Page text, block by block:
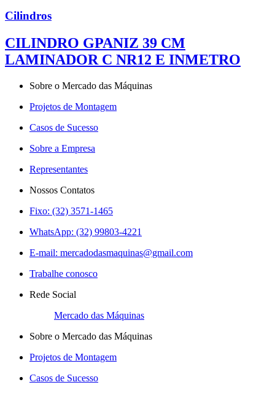
Cilindros
CILINDRO GPANIZ 39 CM
LAMINADOR C NR12 E INMETRO
Sobre o Mercado das Máquinas
Projetos de Montagem
Casos de Sucesso
Sobre a Empresa
Representantes
Nossos Contatos
Fixo: (32) 3571-1465
WhatsApp: (32) 99803-4221
E-mail: mercadodasmaquinas@gmail.com
Trabalhe conosco
Rede Social
Mercado das Máquinas
Sobre o Mercado das Máquinas
Projetos de Montagem
Casos de Sucesso